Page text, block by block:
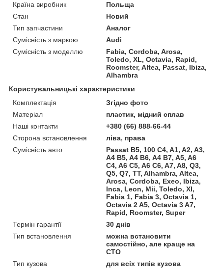
Країна виробник
Польща
Стан
Новий
Тип запчастини
Аналог
Сумісність з маркою
Audi
Сумісність з моделлю
Fabia, Cordoba, Arosa,
Toledo, XL, Octavia, Rapid,
Roomster, Altea, Passat, Ibiza,
Alhambra
Користувальницькі характеристики
Комплектація
Згідно фото
Матеріал
пластик, мідний сплав
Наші контакти
+380 (66) 888-66-44
Сторона встановлення
ліва, права
Сумісність авто
Passat B5, 100 C4, A1, A2, A3,
A4 B5, A4 B6, A4 B7, A5, A6
C4, A6 C5, A6 C6, A7, A8, Q3,
Q5, Q7, TT, Alhambra, Altea,
Arosa, Cordoba, Exeo, Ibiza,
Inca, Leon, Mii, Toledo, Xl,
Fabia 1, Fabia 3, Octavia 1,
Octavia 2 A5, Octavia 3 A7,
Rapid, Roomster, Super
Термін гарантії
30 днів
Тип встановлення
можна встановити
самостійно, але краще на
СТО
Тип кузова
для всіх типів кузова